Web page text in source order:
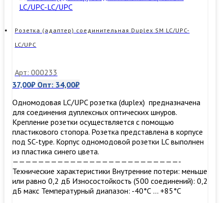
Розетка (адаптер) соединительная Duplex SM LC/UPC-
LC/UPC
Арт: 000233
37,00₽ Опт: 34,00₽
Одномодовая LC/UPC розетка (duplex) предназначена
для соединения дуплексных оптических шнуров.
Крепление розетки осуществляется с помощью
пластикового стопора. Розетка представлена в корпусе
под SC-type. Корпус одномодовой розетки LC выполнен
из пластика синего цвета.
——————————————————————————-
Технические характеристики Внутренние потери: меньше
или равно 0,2 дБ Износостойкость (500 соединений): 0,2
дБ макс Температурный диапазон: -40°С … +85°С